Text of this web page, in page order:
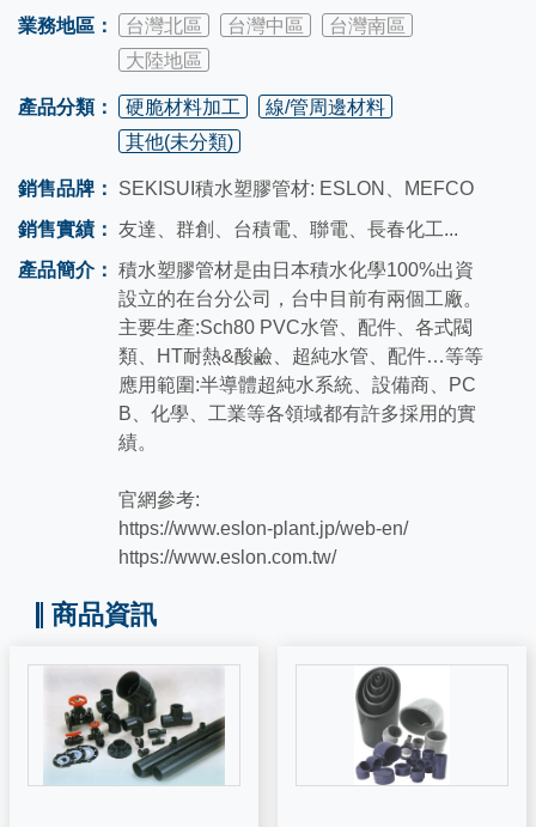
業務地區： 台灣北區 台灣中區
台灣南區
大陸地區
產品分類： 硬脆材料加工
線/管周邊材料
其他(未分類)
銷售品牌：
SEKISUI積水塑膠管材: ESLON、MEFCO
銷售實績： 友達、群創、台積電、聯電、長春化工...
產品簡介： 積水塑膠管材是由日本積水化學100%出資
設立的在台分公司，台中目前有兩個工廠。
主要生產:Sch80 PVC水管、配件、各式閥
類、HT耐熱&酸鹼、超純水管、配件…等等
應用範圍:半導體超純水系統、設備商、PC
B、化學、工業等各領域都有許多採用的實
績。
官網參考:
https://www.eslon-plant.jp/web-en/
https://www.eslon.com.tw/
商品資訊